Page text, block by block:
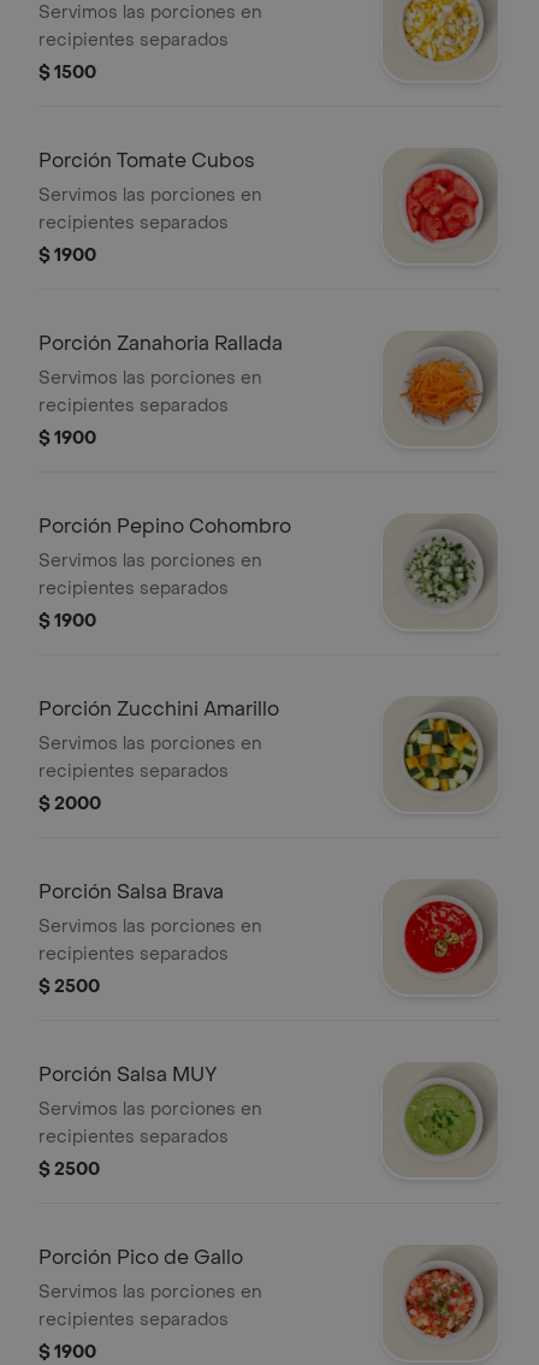
Servimos las porciones en
recipientes separados
$ 1500
Porción Tomate Cubos
Servimos las porciones en
recipientes separados
$ 1900
Porción Zanahoria Rallada
Servimos las porciones en
recipientes separados
$ 1900
Porción Pepino Cohombro
Servimos las porciones en
recipientes separados
$ 1900
Porción Zucchini Amarillo
Servimos las porciones en
recipientes separados
$ 2000
Porción Salsa Brava
Servimos las porciones en
recipientes separados
$ 2500
Porción Salsa MUY
Servimos las porciones en
recipientes separados
$ 2500
Porción Pico de Gallo
Servimos las porciones en
recipientes separados
$ 1900